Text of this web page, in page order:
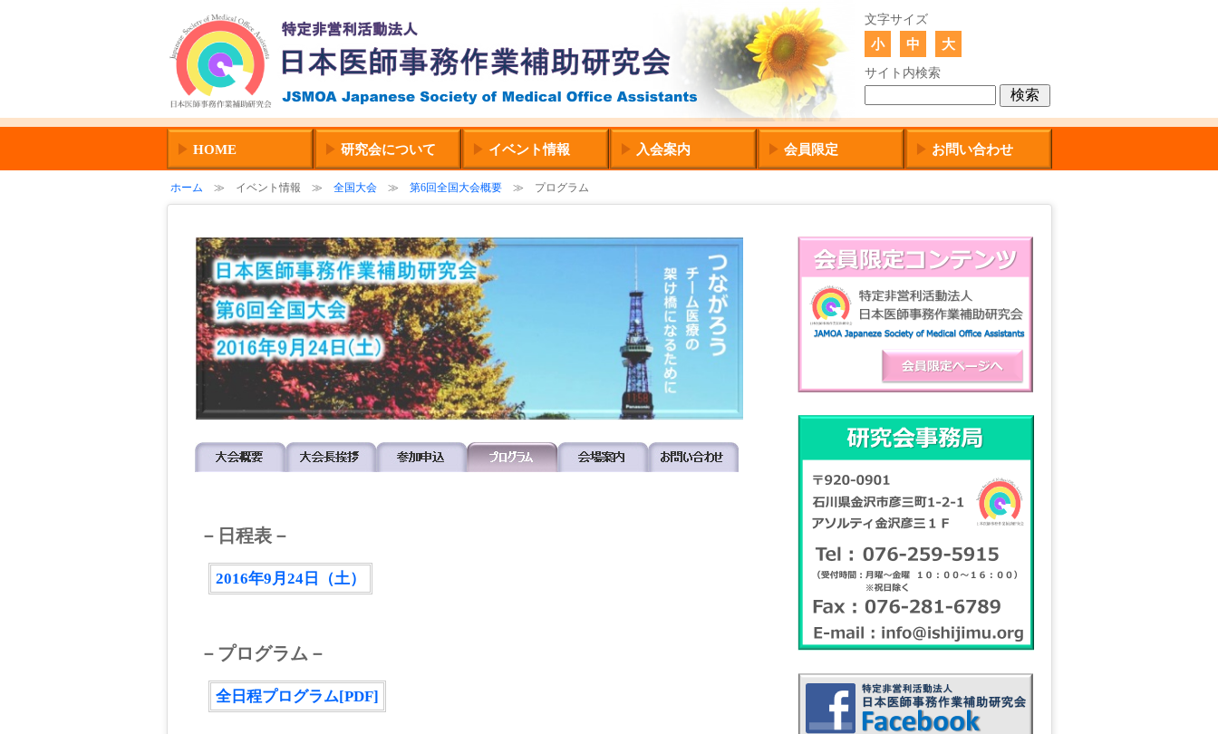
文字サイズ
小 中 大
サイト内検索
HOME 研究会について イベント情報 入会案内 会員限定 お問い合わせ
ホーム ≫ イベント情報 ≫ 全国大会 ≫ 第6回全国大会概要 ≫ プログラム
－日程表－
2016年9月24日（土）
－プログラム－
全日程プログラム[PDF]